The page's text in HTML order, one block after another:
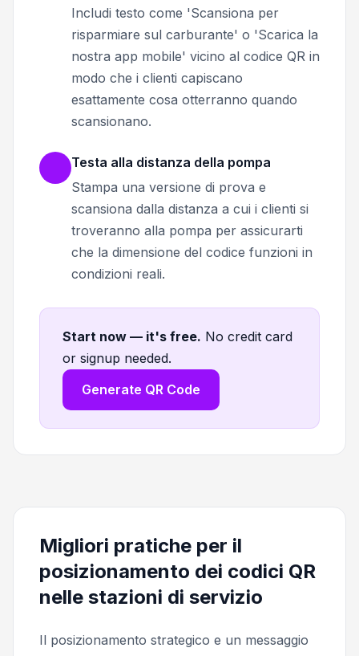
Includi testo come 'Scansiona per
risparmiare sul carburante' o 'Scarica la
nostra app mobile' vicino al codice QR in
modo che i clienti capiscano
esattamente cosa otterranno quando
scansionano.
Testa alla distanza della pompa
Stampa una versione di prova e
scansiona dalla distanza a cui i clienti si
troveranno alla pompa per assicurarti
che la dimensione del codice funzioni in
condizioni reali.
Start now — it's free. No credit card
or signup needed.
Generate QR Code
Migliori pratiche per il
posizionamento dei codici QR
nelle stazioni di servizio
Il posizionamento strategico e un messaggio